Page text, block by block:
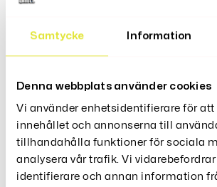
Samtycke Information
Denna webbplats använder cookies
Vi använder enhetsidentifierare för att
innehållet och annonserna till
tillhandahålla funktioner för sociala
analysera vår trafik. Vi
identifierare och annan information
Produktbeskrivning
Håll Dina Klockor Säkra Och
Klockförvaringslåda. Tillverkad Av Svart
Aluminiumlegering Med En Stilren
Lådan Har Stor Kapacitet Och Kan
10/12/18 Klockor.
Perfekt För Att Skydda Dina Klockor
Och Andra Skador. En Kvalitetsgåva Till